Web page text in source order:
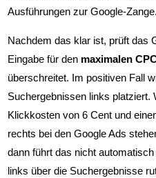
Ausführungen zur Google-Zange.
Nachdem das klar ist, prüft das
Eingabe für den maximalen
überschreitet. Im positiven Fall
Suchergebnissen links platziert.
Klickkosten von 6 Cent und
rechts bei den Google Ads
dann führt das nicht
links über die Suchergebnisse